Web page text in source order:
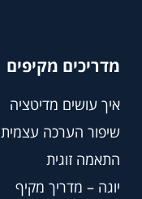
מדריכים מקיפים
איך עושים מדיטציה
שיפור הערכה עצמית
התאמה זוגית
יוגה – מדריך מקיף